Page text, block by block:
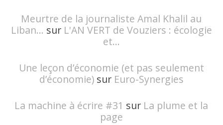
Meurtre de la journaliste Amal Khalil au
Liban... sur L'AN VERT de Vouziers : écologie
et...
Une leçon d’économie (et pas seulement
d’économie)sur Euro-Synergies
La machine à écrire #31 sur La plume et la
page